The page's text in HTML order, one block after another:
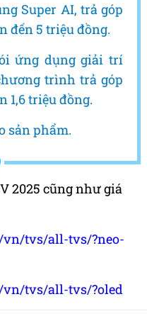
Super AI, trả góp
đến 5 triệu đồng.
ứng dụng giải trí
trình trả góp
1,6 triệu đồng.
sản phẩm.
2025 cũng như giá
vn/tvs/all-tvs/?neo-
vn/tvs/all-tvs/?oled